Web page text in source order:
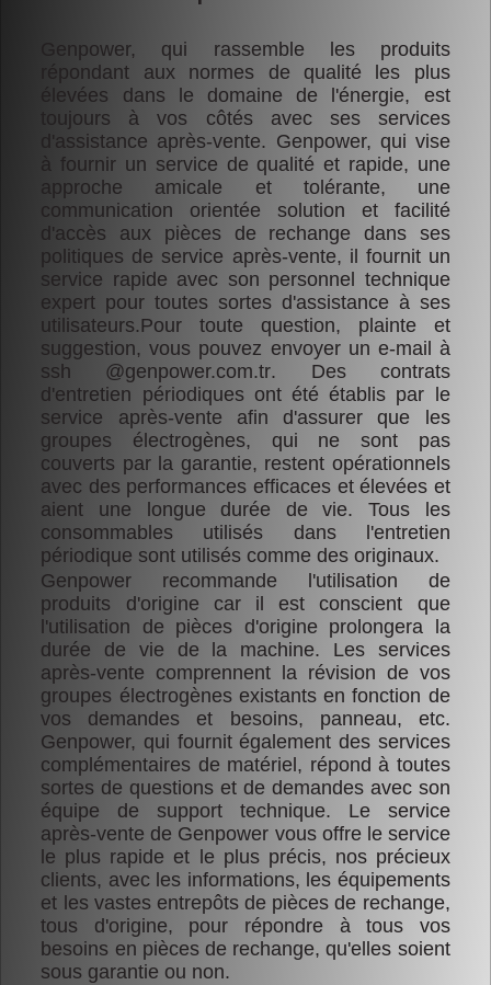
Responsabilité Sociale
Carrière
Nos certificats de
qualité
Documents techniques
Notre
Politique
de
Qualité
Responsabilité
Sociale
Carrière
Nos
certificats
de
qualité
Documents
techniques
Pompes
Eau
Générateurs
Tour
Lumière
Alternateurs
systèmes
synchrones
Les
Solutions
de
Centre
de
Données
Les
solutions
télécom
Cogénération
&
Trigénération
Les
Solutions
de
Générateur
Sysmiques
Suivie
à
distance,
Système
de
contrôle
et
Nuage
Puissance
Calcul
Nouvelles
FAQ
Communication
SERVICES
APRÈS-
VENTE
TR
EN
FR
РУС
العربية
Genpower, qui rassemble les produits
répondant aux normes de qualité les plus
élevées dans le domaine de l'énergie, est
toujours à vos côtés avec ses services
d'assistance après-vente. Genpower, qui vise
à fournir un service de qualité et rapide, une
approche amicale et tolérante, une
communication orientée solution et facilité
d'accès aux pièces de rechange dans ses
politiques de service après-vente, il fournit un
service rapide avec son personnel technique
expert pour toutes sortes d'assistance à ses
utilisateurs.Pour toute question, plainte et
suggestion, vous pouvez envoyer un e-mail à
ssh @genpower.com.tr. Des contrats
d'entretien périodiques ont été établis par le
service après-vente afin d'assurer que les
groupes électrogènes, qui ne sont pas
couverts par la garantie, restent opérationnels
avec des performances efficaces et élevées et
aient une longue durée de vie. Tous les
consommables utilisés dans l'entretien
périodique sont utilisés comme des originaux.
Genpower recommande l'utilisation de
produits d'origine car il est conscient que
l'utilisation de pièces d'origine prolongera la
durée de vie de la machine. Les services
après-vente comprennent la révision de vos
groupes électrogènes existants en fonction de
vos demandes et besoins, panneau, etc.
Genpower, qui fournit également des services
complémentaires de matériel, répond à toutes
sortes de questions et de demandes avec son
équipe de support technique. Le service
après-vente de Genpower vous offre le service
le plus rapide et le plus précis, nos précieux
clients, avec les informations, les équipements
et les vastes entrepôts de pièces de rechange,
tous d'origine, pour répondre à tous vos
besoins en pièces de rechange, qu'elles soient
sous garantie ou non.